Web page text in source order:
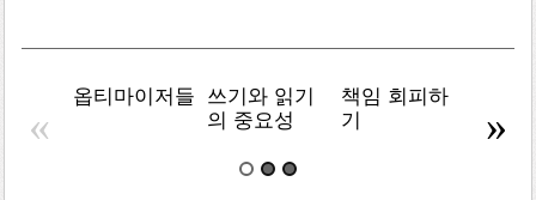
옵티마이저들
쓰기와 읽기
의 중요성
책임 회피하
기
« »